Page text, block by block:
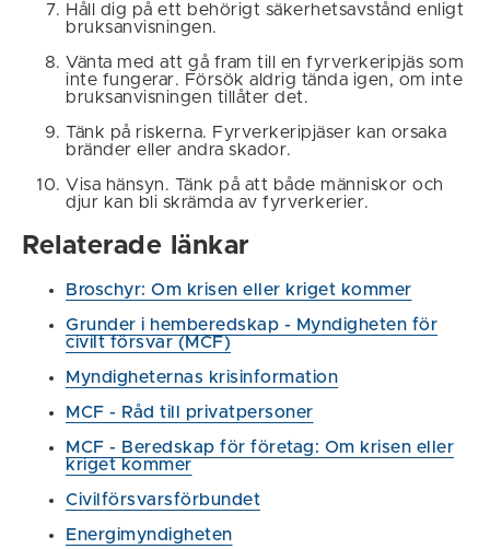
Håll dig på ett behörigt säkerhetsavstånd enligt
bruksanvisningen.
Vänta med att gå fram till en fyrverkeripjäs som
inte fungerar. Försök aldrig tända igen, om inte
bruksanvisningen tillåter det.
Tänk på riskerna. Fyrverkeripjäser kan orsaka
bränder eller andra skador.
Visa hänsyn. Tänk på att både människor och
djur kan bli skrämda av fyrverkerier.
Relaterade länkar
Broschyr: Om krisen eller kriget kommer
Grunder i hemberedskap - Myndigheten för
civilt försvar (MCF)
Myndigheternas krisinformation
MCF - Råd till privatpersoner
MCF - Beredskap för företag: Om krisen eller
kriget kommer
Civilförsvarsförbundet
Energimyndigheten